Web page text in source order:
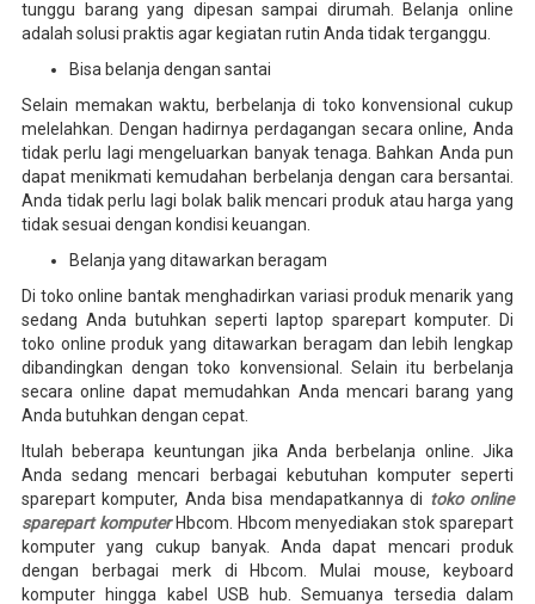
tunggu barang yang dipesan sampai dirumah. Belanja online
adalah solusi praktis agar kegiatan rutin Anda tidak terganggu.
Bisa belanja dengan santai
Selain memakan waktu, berbelanja di toko konvensional cukup
melelahkan. Dengan hadirnya perdagangan secara online, Anda
tidak perlu lagi mengeluarkan banyak tenaga. Bahkan Anda pun
dapat menikmati kemudahan berbelanja dengan cara bersantai.
Anda tidak perlu lagi bolak balik mencari produk atau harga yang
tidak sesuai dengan kondisi keuangan.
Belanja yang ditawarkan beragam
Di toko online bantak menghadirkan variasi produk menarik yang
sedang Anda butuhkan seperti laptop sparepart komputer. Di
toko online produk yang ditawarkan beragam dan lebih lengkap
dibandingkan dengan toko konvensional. Selain itu berbelanja
secara online dapat memudahkan Anda mencari barang yang
Anda butuhkan dengan cepat.
Itulah beberapa keuntungan jika Anda berbelanja online. Jika
Anda sedang mencari berbagai kebutuhan komputer seperti
sparepart komputer, Anda bisa mendapatkannya di toko online
sparepart komputerHbcom. Hbcom menyediakan stok sparepart
komputer yang cukup banyak. Anda dapat mencari produk
dengan berbagai merk di Hbcom. Mulai mouse, keyboard
komputer hingga kabel USB hub. Semuanya tersedia dalam